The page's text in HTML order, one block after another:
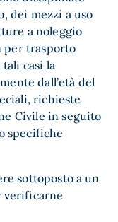
dei mezzi a uso
a noleggio
per trasporto
casi la
dall’età del
richieste
Civile in seguito
specifiche
sottoposto a un
verificarne